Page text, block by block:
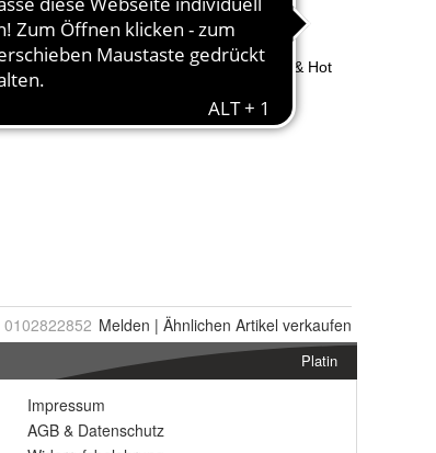
0102822852 Melden | Ähnlichen Artikel verkaufen
Platin
Impressum
AGB & Datenschutz